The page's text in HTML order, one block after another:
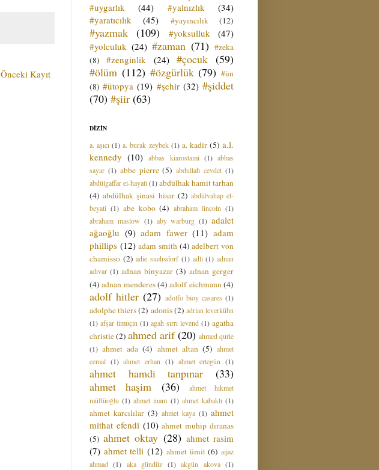
Önceki Kayıt
#uygarlık (44) #yalnızlık
(34)
#yaratıcılık
(45) #yayıncılık (12)
#yazmak (109) #yoksulluk
(47)
#yolculuk (24) #zaman (71) #zeka
(8)
#zenginlik (24) #çocuk (59)
#ölüm (112) #özgürlük (79) #ün
(8) #ütopya (19) #şehir (32) #şiddet
(70) #şiir (63)
DİZİN
a. aşıcı (1) a. burak zeybek (1) a. kadir (5) a.l.
kennedy (10) abbas kiarostami (1) abbas
sayar (1) abbe pierre (5) abdullah cevdet (1)
abdülgaffar el-hayati(1)abdülhak hamit tarhan
(4) abdülhak şinasi hisar (2) abdülvahap el-
beyati (1) abe kobo (4) abraham lincoln (1)
abraham maslow (1) aby warburg (1) adalet
ağaoğlu (9) adam fawer (11) adam
phillips (12) adam smith (4) adelbert von
chamisso (2) adie suehsdorf (1) adli (1) adnan
adıvar (1) adnan binyazar (3) adnan gerger
(4) adnan menderes(4) adolf eichmann (4)
adolf hitler (27) adolfo bioy casares (1)
adolphe thiers(2) adonis(2) adrian leverkühn
(1) afşar timuçin (1) agah sırrı levend (1) agatha
christie(2) ahmed arif (20) ahmed qurie
(1) ahmet ada (4) ahmet altan (5) ahmet
cemal (1) ahmet erhan (1) ahmet ertegün (1)
ahmet hamdi tanpınar
(33)
ahmet haşim
(36)
ahmet hikmet
müftüoğlu (1) ahmet inam (1) ahmet kabaklı (1)
ahmet karcılılar (3) ahmet kaya (1) ahmet
mithat efendi (10) ahmet muhip dıranas
(5) ahmet oktay (28) ahmet rasim
(7) ahmet telli (12) ahmet ümit (6) aijaz
ahmad (1) aka gündüz (1) akgün akova (1)